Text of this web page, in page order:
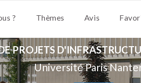
? Thèmes Avis
PROJETS
Université Paris